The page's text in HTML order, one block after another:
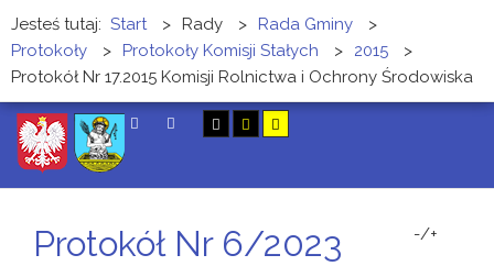
Jesteś tutaj: Start > Rady > Rada Gminy
>
Protokoły
> Protokoły Komisji Stałych > 2015
>
Protokół Nr 17.2015 Komisji Rolnictwa i Ochrony Środowiska
Protokół Nr 6/2023
-/+